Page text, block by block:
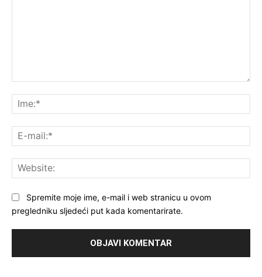
Spremite moje ime, e-mail i web stranicu u ovom
pregledniku sljedeći put kada komentarirate.